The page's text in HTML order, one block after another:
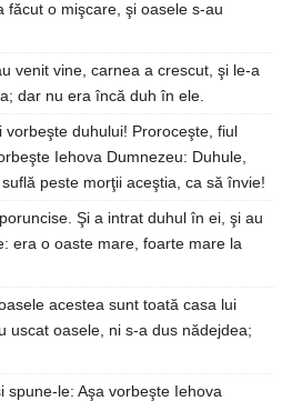
făcut o mişcare, şi oasele s-au
venit vine, carnea a crescut, şi le-a
dar nu era încă duh în ele.
duhului! Proroceşte, fiul
Iehova Dumnezeu: Duhule,
peste morţii aceştia, ca să învie!
Şi a intrat duhul în ei, şi au
era o oaste mare, foarte mare la
acestea sunt toată casa lui
uscat oasele, ni s-a dus nădejdea;
spune-le: Aşa vorbeşte Iehova